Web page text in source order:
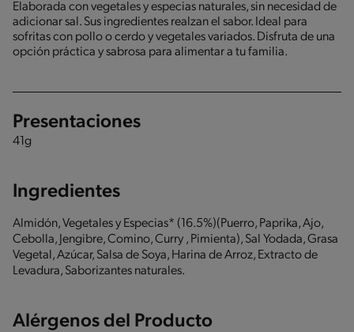
Elaborada con vegetales y especias naturales, sin necesidad de
adicionar sal. Sus ingredientes realzan el sabor. Ideal para
sofritas con pollo o cerdo y vegetales variados. Disfruta de una
opción práctica y sabrosa para alimentar a tu familia.
Presentaciones
41g
Ingredientes
Almidón, Vegetales y Especias* (16.5%)(Puerro, Paprika, Ajo,
Cebolla, Jengibre, Comino, Curry , Pimienta), Sal Yodada, Grasa
Vegetal, Azúcar, Salsa de Soya, Harina de Arroz, Extracto de
Levadura, Saborizantes naturales.
Alérgenos del Producto